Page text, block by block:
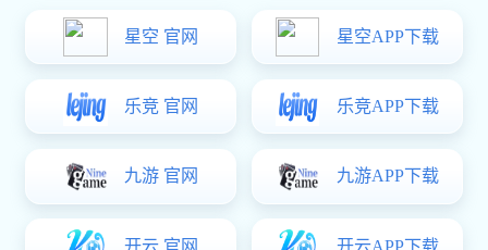
公司资讯 行业动态
卫生间隔断漏水问题？揭秘防水密
封胶条安装技巧与配件推荐
日期：2024-12-10 阅读数：112